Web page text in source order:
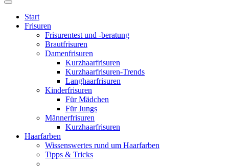
Start
Frisuren
Frisurentest und -beratung
Brautfrisuren
Damenfrisuren
Kurzhaarfrisuren
Kurzhaarfrisuren-Trends
Langhaarfrisuren
Kinderfrisuren
Für Mädchen
Für Jungs
Männerfrisuren
Kurzhaarfrisuren
Haarfarben
Wissenswertes rund um Haarfarben
Tipps & Tricks